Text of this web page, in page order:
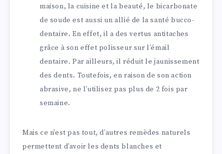
maison, la cuisine et la beauté, le bicarbonate
de soude est aussi un allié de la santé bucco-
dentaire. En effet, il a des vertus antitaches
grâce à son effet polisseur sur l’émail
dentaire. Par ailleurs, il réduit le jaunissement
des dents. Toutefois, en raison de son action
abrasive, ne l’utilisez pas plus de 2 fois par
semaine.
Mais ce n’est pas tout, d’autres remèdes naturels
permettent d’avoir les dents blanches et